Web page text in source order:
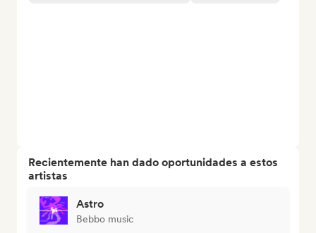
Recientemente han dado oportunidades a estos
artistas
Astro
Bebbo music